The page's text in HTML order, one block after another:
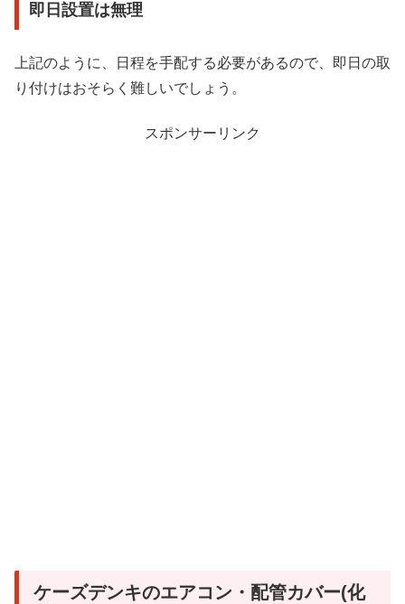
即日設置は無理
上記のように、日程を手配する必要があるので、即日の取
り付けはおそらく難しいでしょう。
スポンサーリンク
ケーズデンキのエアコン・配管カバー(化